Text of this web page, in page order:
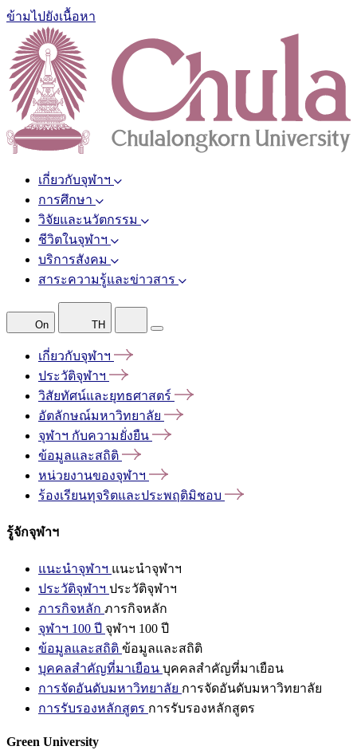
ข้ามไปยังเนื้อหา
เกี่ยวกับจุฬาฯ
การศึกษา
วิจัยและนวัตกรรม
ชีวิตในจุฬาฯ
บริการสังคม
สาระความรู้และข่าวสาร
On TH
เกี่ยวกับจุฬาฯ
ประวัติจุฬาฯ
วิสัยทัศน์และยุทธศาสตร์
อัตลักษณ์มหาวิทยาลัย
จุฬาฯ กับความยั่งยืน
ข้อมูลและสถิติ
หน่วยงานของจุฬาฯ
ร้องเรียนทุจริตและประพฤติมิชอบ
รู้จักจุฬาฯ
แนะนำจุฬาฯ แนะนำจุฬาฯ
ประวัติจุฬาฯ ประวัติจุฬาฯ
ภารกิจหลัก ภารกิจหลัก
จุฬาฯ 100 ปี จุฬาฯ 100 ปี
ข้อมูลและสถิติ ข้อมูลและสถิติ
บุคคลสำคัญที่มาเยือน บุคคลสำคัญที่มาเยือน
การจัดอันดับมหาวิทยาลัย การจัดอันดับมหาวิทยาลัย
การรับรองหลักสูตร การรับรองหลักสูตร
Green University